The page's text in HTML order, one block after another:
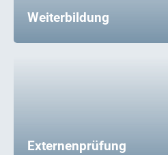
Weiterbildung
Externenprüfung